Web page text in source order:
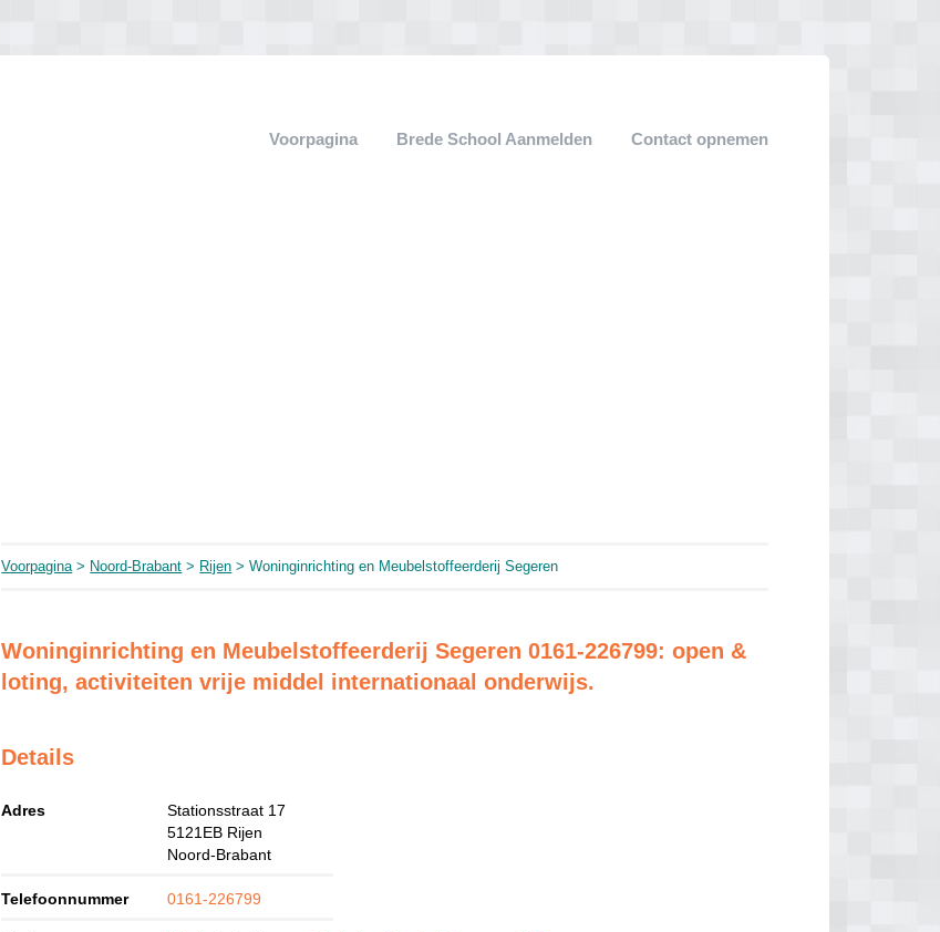
Voorpagina Brede School Aanmelden Contact opnemen
Voorpagina> Noord-Brabant > Rijen > Woninginrichting en Meubelstoffeerderij Segeren
Woninginrichting en Meubelstoffeerderij Segeren 0161-226799: open &
loting, activiteiten vrije middel internationaal onderwijs.
Details
Adres
Stationsstraat 17
5121EB Rijen
Noord-Brabant
Telefoonnummer 0161-226799